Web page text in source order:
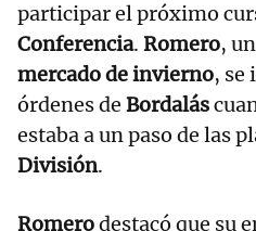
participar el próximo
Conferencia. Romero,
mercado de invierno, se
órdenes de Bordalás
estaba a un paso de las
División.
Romerodestacó que su